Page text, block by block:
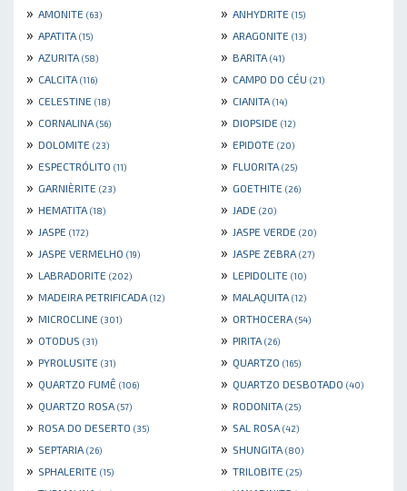
» AMONITE (63) » ANHYDRITE (15)
» APATITA (15) » ARAGONITE (13)
» AZURITA (58) » BARITA (41)
» CALCITA (116) » CAMPO DO CÉU (21)
» CELESTINE (18) » CIANITA (14)
» CORNALINA (56) » DIOPSIDE (12)
» DOLOMITE (23) » EPIDOTE (20)
» ESPECTRÓLITO (11) » FLUORITA (25)
» GARNIÈRITE (23) » GOETHITE (26)
» HEMATITA (18) » JADE (20)
» JASPE (172) » JASPE VERDE (20)
» JASPE VERMELHO (19) » JASPE ZEBRA (27)
» LABRADORITE (202) » LEPIDOLITE (10)
» MADEIRA PETRIFICADA (12) » MALAQUITA (12)
» MICROCLINE (301) » ORTHOCERA (54)
» OTODUS (31) » PIRITA (26)
» PYROLUSITE (31) » QUARTZO (165)
» QUARTZO FUMÊ (106) » QUARTZO DESBOTADO (40)
» QUARTZO ROSA (57) » RODONITA (25)
» ROSA DO DESERTO (35) » SAL ROSA (42)
» SEPTARIA (26) » SHUNGITA (80)
» SPHALERITE (15) » TRILOBITE (25)